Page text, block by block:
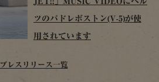
ツのパドレボストン(V-5)が使
用されています
プレスリリース一覧